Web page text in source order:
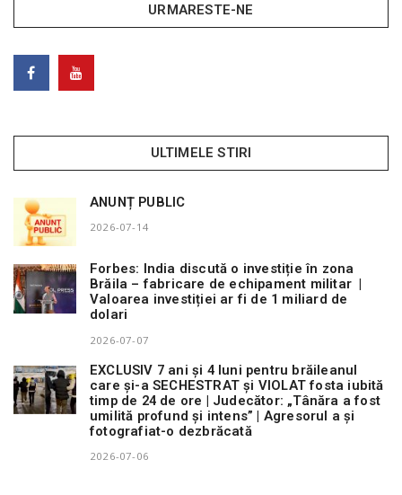
URMARESTE-NE
ULTIMELE STIRI
ANUNȚ PUBLIC
2026-07-14
Forbes: India discută o investiție în zona
Brăila – fabricare de echipament militar |
Valoarea investiției ar fi de 1 miliard de
dolari
2026-07-07
EXCLUSIV 7 ani și 4 luni pentru brăileanul
care și-a SECHESTRAT și VIOLAT fosta iubită
timp de 24 de ore | Judecător: „Tânăra a fost
umilită profund și intens” | Agresorul a și
fotografiat-o dezbrăcată
2026-07-06